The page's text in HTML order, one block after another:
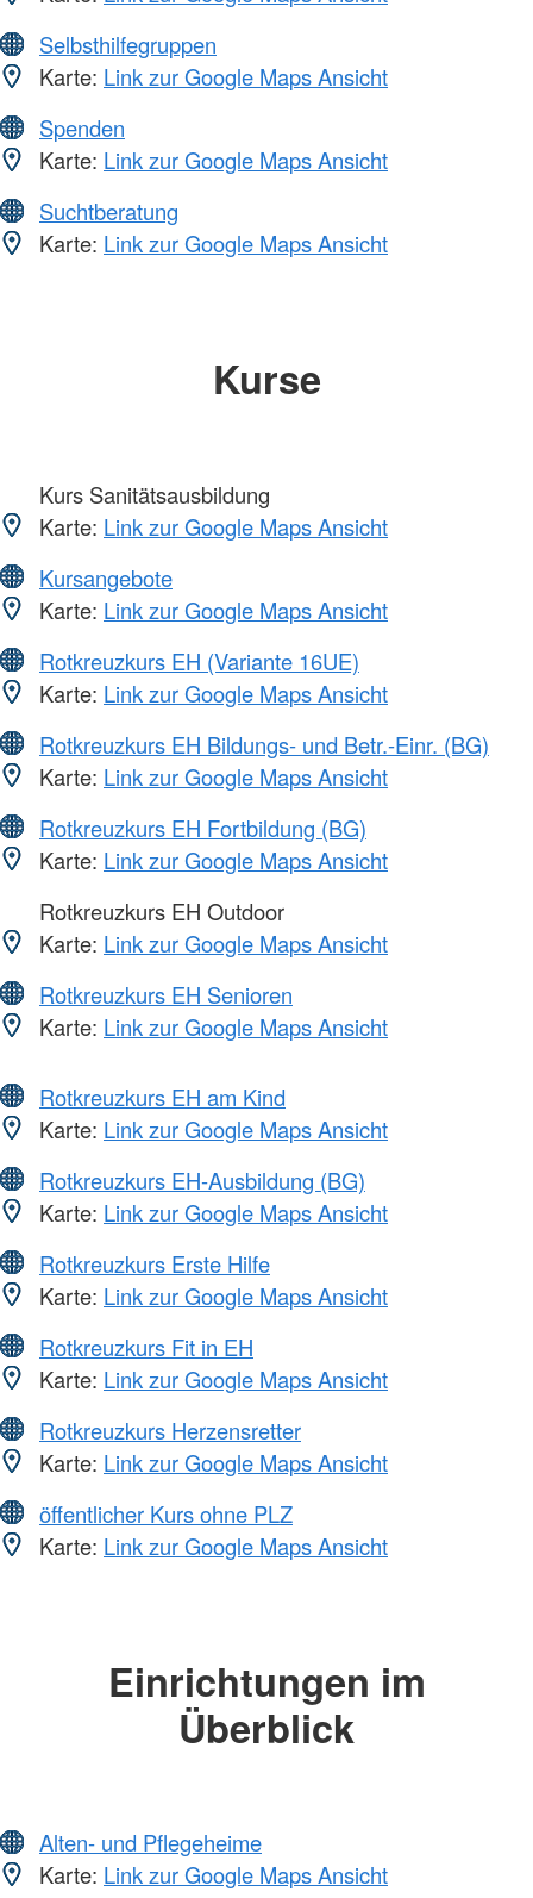
Selbsthilfegruppen
Karte: Link zur Google Maps Ansicht
Spenden
Karte: Link zur Google Maps Ansicht
Suchtberatung
Karte: Link zur Google Maps Ansicht
Kurse
Kurs Sanitätsausbildung
Karte: Link zur Google Maps Ansicht
Kursangebote
Karte: Link zur Google Maps Ansicht
Rotkreuzkurs EH (Variante 16UE)
Karte: Link zur Google Maps Ansicht
Rotkreuzkurs EH Bildungs- und Betr.-Einr. (BG)
Karte: Link zur Google Maps Ansicht
Rotkreuzkurs EH Fortbildung (BG)
Karte: Link zur Google Maps Ansicht
Rotkreuzkurs EH Outdoor
Karte: Link zur Google Maps Ansicht
Rotkreuzkurs EH Senioren
Karte: Link zur Google Maps Ansicht
Rotkreuzkurs EH am Kind
Karte: Link zur Google Maps Ansicht
Rotkreuzkurs EH-Ausbildung (BG)
Karte: Link zur Google Maps Ansicht
Rotkreuzkurs Erste Hilfe
Karte: Link zur Google Maps Ansicht
Rotkreuzkurs Fit in EH
Karte: Link zur Google Maps Ansicht
Rotkreuzkurs Herzensretter
Karte: Link zur Google Maps Ansicht
öffentlicher Kurs ohne PLZ
Karte: Link zur Google Maps Ansicht
Einrichtungen im
Überblick
Alten- und Pflegeheime
Karte: Link zur Google Maps Ansicht